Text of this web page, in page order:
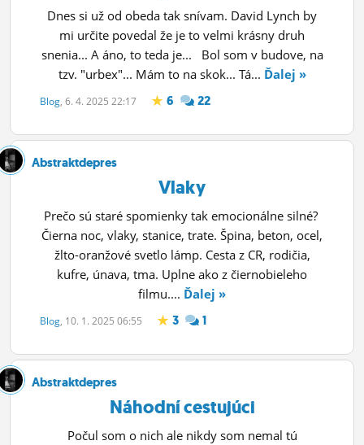
Dnes si už od obeda tak snívam. David Lynch by
mi určite povedal že je to velmi krásny druh
snenia... A áno, to teda je... Bol som v budove, na
tzv. "urbex"... Mám to na skok... Tá... Ďalej »
Blog, 6. 4. 2025 22:17 6 22
Abstraktdepres
Vlaky
Prečo sú staré spomienky tak emocionálne silné?
Čierna noc, vlaky, stanice, trate. Špina, beton, ocel,
žlto-oranžové svetlo lámp. Cesta z CR, rodičia,
kufre, únava, tma. Uplne ako z čiernobieleho
filmu.... Ďalej »
Blog, 10. 1. 2025 06:55 3 1
Abstraktdepres
Náhodní cestujúci
Počul som o nich ale nikdy som nemal tú